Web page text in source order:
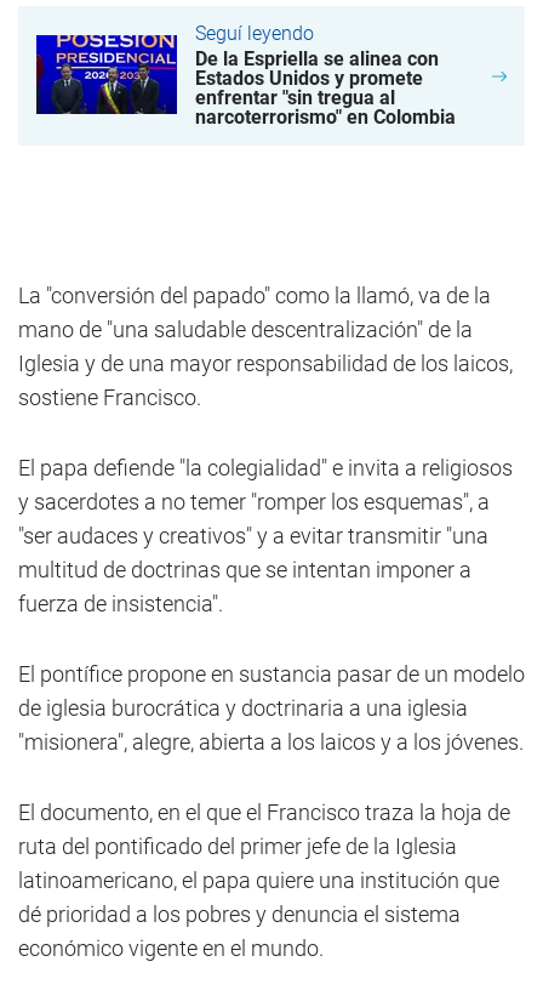
Seguí leyendo
De la Espriella se alinea con
Estados Unidos y promete
enfrentar "sin tregua al
narcoterrorismo" en Colombia
La "conversión del papado" como la llamó, va de la
mano de "una saludable descentralización" de la
Iglesia y de una mayor responsabilidad de los laicos,
sostiene Francisco.
El papa defiende "la colegialidad" e invita a religiosos
y sacerdotes a no temer "romper los esquemas", a
"ser audaces y creativos" y a evitar transmitir "una
multitud de doctrinas que se intentan imponer a
fuerza de insistencia".
El pontífice propone en sustancia pasar de un modelo
de iglesia burocrática y doctrinaria a una iglesia
"misionera", alegre, abierta a los laicos y a los jóvenes.
El documento, en el que el Francisco traza la hoja de
ruta del pontificado del primer jefe de la Iglesia
latinoamericano, el papa quiere una institución que
dé prioridad a los pobres y denuncia el sistema
económico vigente en el mundo.